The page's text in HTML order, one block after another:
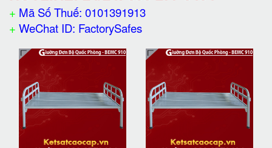
+ Mã Số Thuế: 0101391913
+ WeChat ID: FactorySafes